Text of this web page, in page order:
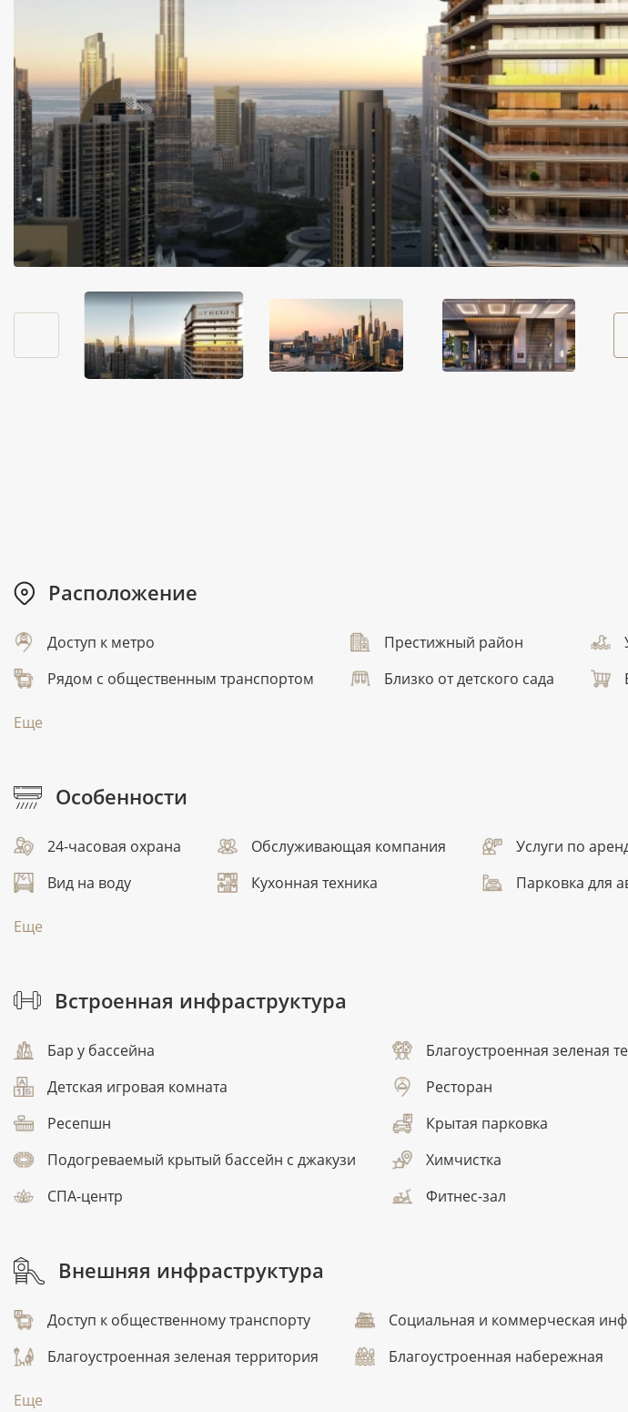
Расположение
Доступ к метро Престижный район
Рядом с общественным транспортом
Близко от детского сада
Еще
Особенности
24-часовая охрана Обслуживающая компания
Услуги по
Вид на воду
Кухонная техника Парковка для
Еще
Встроенная инфраструктура
Бар у бассейна Благоустроенная зеленая
Детская игровая комната
Ресторан
Ресепшн
Крытая парковка
Подогреваемый крытый бассейн с джакузи
Химчистка
СПА-центр
Фитнес-зал
Внешняя инфраструктура
Доступ к общественному транспорту Социальная и коммерческая
Благоустроенная зеленая территория
Благоустроенная набережная
Еще